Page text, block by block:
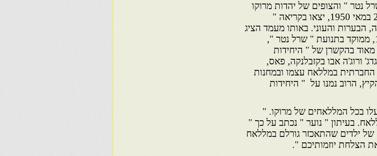
נטר " והצופים של יהדות מרוקו
ובוגרי כל ישראל חברים, שהתקיים בפאס ב – 28-29 במאי 1950, יצאו בקריאה "
הבערות והעוני. באותו מעמד הציג
אלפונסו צבע דוח פעילות של הפדרציה לשנת 1950, ממוקד בתנועת " שרל נטר ",
בהקשרן של " היחידות
ורוג'ה אבו בקזבלנקה, פאס,
החברתית במללאח עצמו ובמחנות
הרוב נמנו על " היחידות
בכל המללאחים של מרוקו. "
בעיתון " נוער " נכתב על כך "
ילדים שהתאכזר גורלם במללאח
הצלחת יוזמותיכם ".